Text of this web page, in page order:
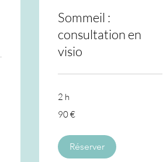
Sommeil :
consultation en
visio
2 h
euros
90 €
Réserver